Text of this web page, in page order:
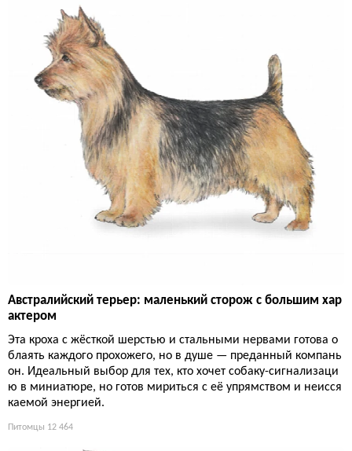
Австралийский терьер: маленький сторож с большим хар
актером
Эта кроха с жёсткой шерстью и стальными нервами готова о
блаять каждого прохожего, но в душе — преданный компань
он. Идеальный выбор для тех, кто хочет собаку-сигнализаци
ю в миниатюре, но готов мириться с её упрямством и неисся
каемой энергией.
Питомцы 12 464